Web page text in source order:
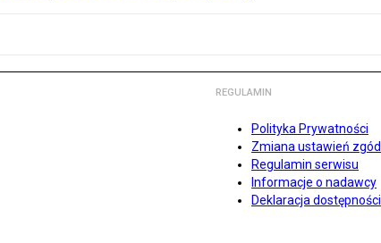
REGULAMIN
Polityka Prywatności
Zmiana ustawień zgód
Regulamin serwisu
Informacje o nadawcy
Deklaracja dostępności